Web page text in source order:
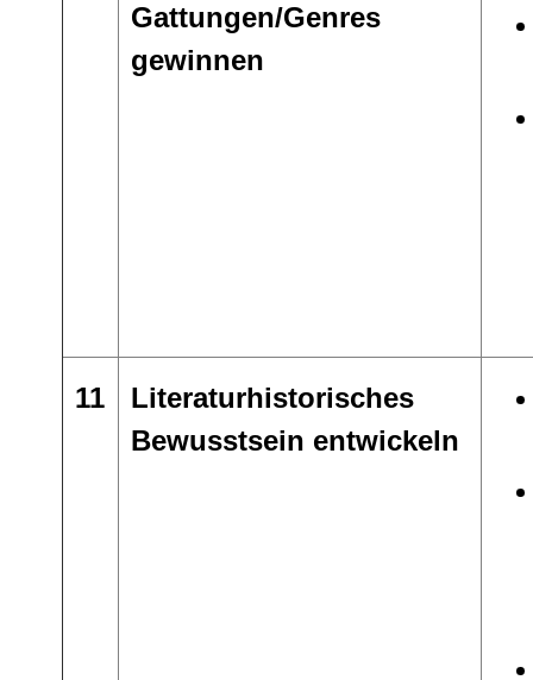
Gattungen/Genres
gewinnen
11
Literaturhistorisches
Bewusstsein entwickeln